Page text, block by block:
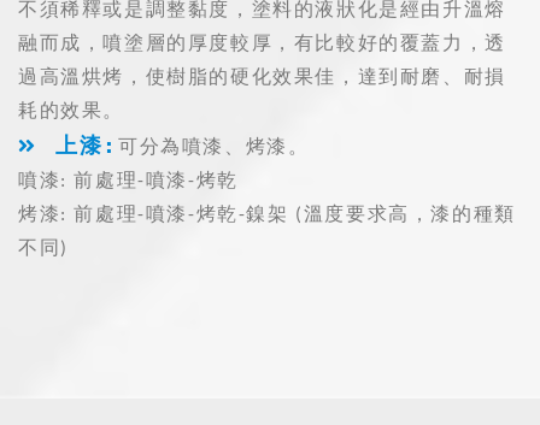
不須稀釋或是調整黏度，塗料的液狀化是經由升溫熔
融而成，噴塗層的厚度較厚，有比較好的覆蓋力，透
過高溫烘烤，使樹脂的硬化效果佳，達到耐磨、耐損
耗的效果。
上漆:可分為噴漆、烤漆。
噴漆: 前處理-噴漆-烤乾
烤漆: 前處理-噴漆-烤乾-鎳架 (溫度要求高，漆的種類
不同)